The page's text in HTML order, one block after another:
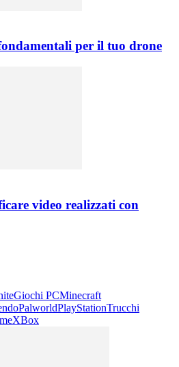
per il tuo drone
video realizzati con
Giochi PCMinecraft
PalworldPlayStationTrucchi
XBox